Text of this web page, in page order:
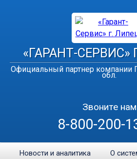
«ГАРАНТ-СЕРВИС»
Официальный партнер компании
обл.
Звоните нам
8-800-200-
Новости и аналитика О